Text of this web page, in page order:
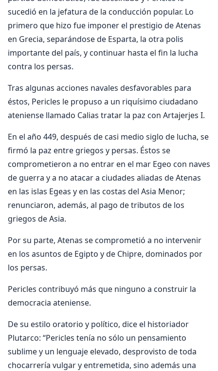
sucedió en la jefatura de la conducción popular. Lo
primero que hizo fue imponer el prestigio de Atenas
en Grecia, separándose de Esparta, la otra polis
importante del país, y continuar hasta el fin la lucha
contra los persas.
Tras algunas acciones navales desfavorables para
éstos, Pericles le propuso a un riquísimo ciudadano
ateniense llamado Calias tratar la paz con Artajerjes I.
En el año 449, después de casi medio siglo de lucha, se
firmó la paz entre griegos y persas. Éstos se
comprometieron a no entrar en el mar Egeo con naves
de guerra y a no atacar a ciudades aliadas de Atenas
en las islas Egeas y en las costas del Asia Menor;
renunciaron, además, al pago de tributos de los
griegos de Asia.
Por su parte, Atenas se comprometió a no intervenir
en los asuntos de Egipto y de Chipre, dominados por
los persas.
Pericles contribuyó más que ninguno a construir la
democracia ateniense.
De su estilo oratorio y político, dice el historiador
Plutarco: “Pericles tenía no sólo un pensamiento
sublime y un lenguaje elevado, desprovisto de toda
chocarrería vulgar y entremetida, sino además una